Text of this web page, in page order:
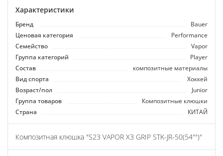
Характеристики
Бренд
Bauer
Ценовая категория
Performance
Семейство
Vapor
Группа категорий
Player
Состав
композитные материалы
Вид спорта
Хоккей
Возраст/пол
Junior
Группа товаров
Композитные клюшки
Страна
КИТАЙ
Композитная клюшка "S23 VAPOR X3 GRIP STK-JR-50(54"")"